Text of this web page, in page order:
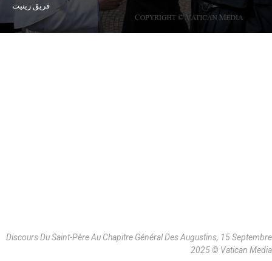
فريق زينيت
Discours Du Saint-Père Au Chapitre Général Des Augustins, 15 Septembre
2025 © Vatican Media